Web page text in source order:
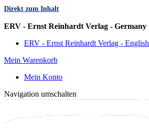
Direkt zum Inhalt
ERV - Ernst Reinhardt Verlag - Germany
ERV - Ernst Reinhardt Verlag - English
Mein Warenkorb
Mein Konto
Navigation umschalten